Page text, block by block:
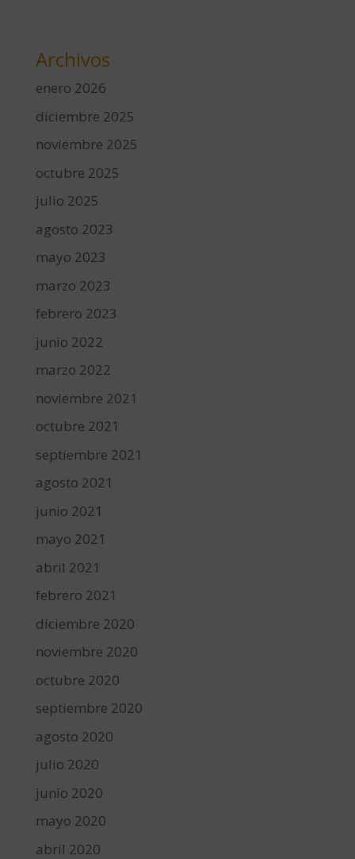
Archivos
enero 2026
diciembre 2025
noviembre 2025
octubre 2025
julio 2025
agosto 2023
mayo 2023
marzo 2023
febrero 2023
junio 2022
marzo 2022
noviembre 2021
octubre 2021
septiembre 2021
agosto 2021
junio 2021
mayo 2021
abril 2021
febrero 2021
diciembre 2020
noviembre 2020
octubre 2020
septiembre 2020
agosto 2020
julio 2020
junio 2020
mayo 2020
abril 2020